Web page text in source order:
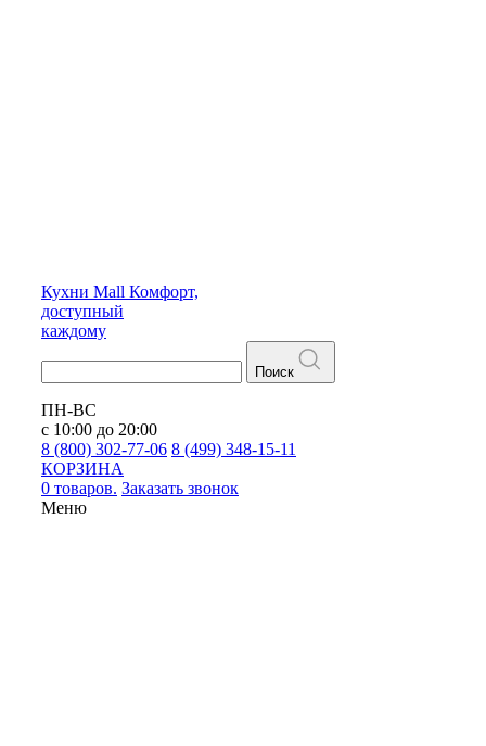
Кухни Mall Комфорт,
доступный
каждому
Поиск
ПН-ВС
с 10:00 до 20:00
8 (800) 302-77-06 8 (499) 348-15-11
КОРЗИНА
0 товаров. Заказать звонок
Меню